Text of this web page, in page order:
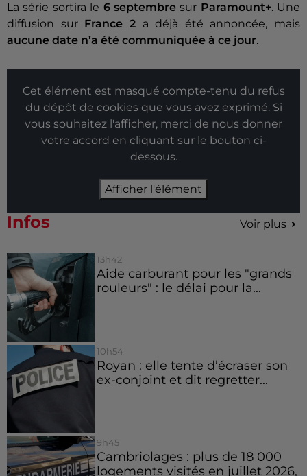
La série sortira le 6 septembresur Paramount+. Une
diffusion sur France 2a déjà été annoncée, mais
aucune date n’a été communiquée à ce jour.
Cet élément est masqué compte-tenu du refus
du dépôt de cookies que vous avez exprimé. Si
vous souhaitez l'afficher, merci de nous donner
votre accord en cliquant sur le bouton ci-
dessous.
Afficher l'élément
Infos Voir plus
13h42
Aide carburant pour les "grands
rouleurs" : le délai pour la...
10h54
Royan : elle tente d’écraser son
ex-conjoint et dit regretter...
9h45
Cambriolages : plus de 18 000
logements visités en juillet 2026,